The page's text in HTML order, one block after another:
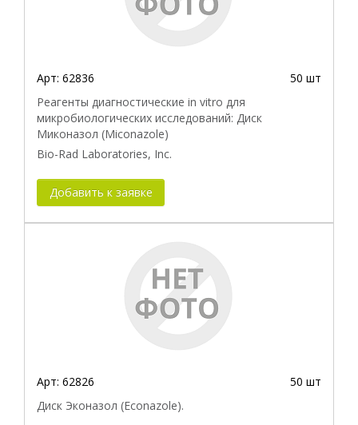
Арт: 62836
50 шт
Реагенты диагностические in vitro для
микробиологических исследований: Диск
Миконазол (Miconazole)
Bio-Rad Laboratories, Inc.
Добавить к заявке
Арт: 62826
50 шт
Диск Эконазол (Econazole).